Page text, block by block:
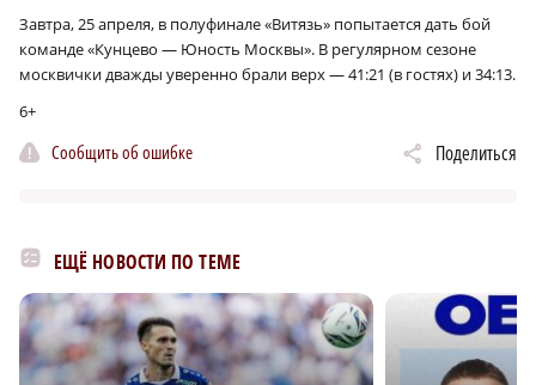
Завтра, 25 апреля, в полуфинале «Витязь» попытается дать бой
команде «Кунцево — Юность Москвы». В регулярном сезоне
москвички дважды уверенно брали верх — 41:21 (в гостях) и 34:13.
6+
Сообщить об ошибке Поделиться
ЕЩЁ НОВОСТИ ПО ТЕМЕ